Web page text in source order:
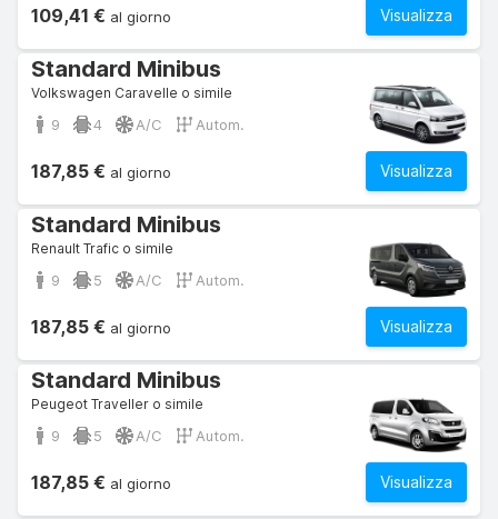
Visualizza
109,41 € al giorno
Standard Minibus
Volkswagen Caravelle o simile
9 4 A/C Autom.
Visualizza
187,85 € al giorno
Standard Minibus
Renault Trafic o simile
9 5 A/C Autom.
Visualizza
187,85 € al giorno
Standard Minibus
Peugeot Traveller o simile
9 5 A/C Autom.
Visualizza
187,85 € al giorno